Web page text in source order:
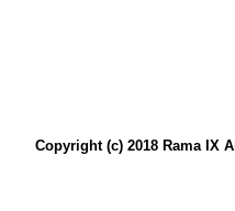
Copyright (c) 2018 Rama IX